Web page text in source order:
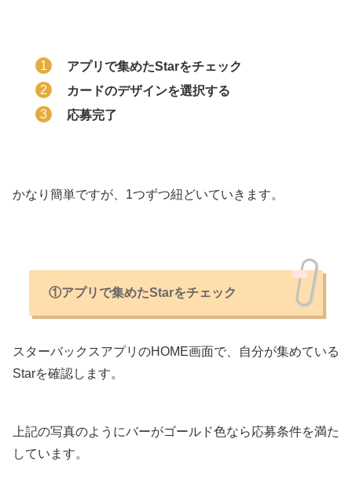
アプリで集めたStarをチェック
カードのデザインを選択する
応募完了
かなり簡単ですが、1つずつ紐どいていきます。
①アプリで集めたStarをチェック
スターバックスアプリのHOME画面で、自分が集めている
Starを確認します。
上記の写真のようにバーがゴールド色なら応募条件を満た
しています。